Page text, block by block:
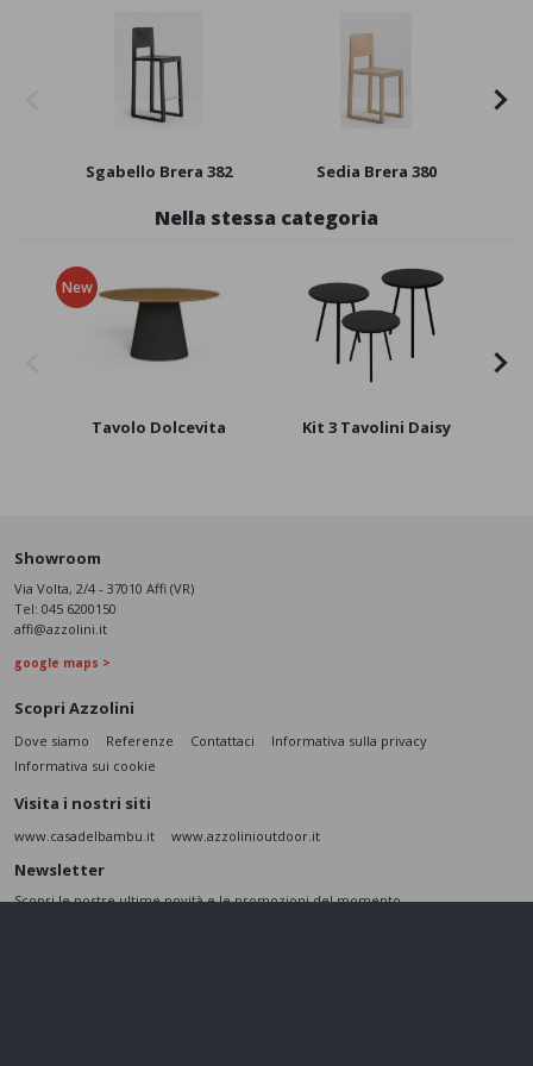
Sgabello Brera 382 Sedia Brera 380
Nella stessa categoria
New
Tavolo Dolcevita Kit 3 Tavolini Daisy
Showroom
Via Volta, 2/4 - 37010 Affi (VR)
Tel: 045 6200150
affi@azzolini.it
google maps >
Scopri Azzolini
Dove siamo Referenze Contattaci
Informativa sulla privacy
Informativa sui cookie
Visita i nostri siti
www.casadelbambu.it www.azzolinioutdoor.it
Newsletter
Scopri le nostre ultime novità e le promozioni del momento